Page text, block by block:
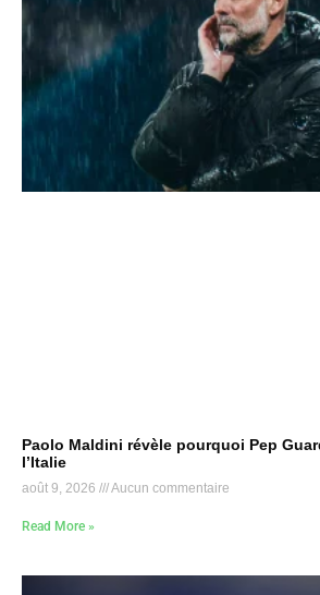
Paolo Maldini révèle pourquoi Pep
l’Italie
août 9, 2026 Aucun commentaire
Read More »